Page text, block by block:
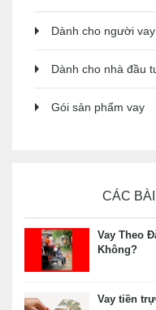
Dành cho người vay
Dành cho nhà đầu
Gói sản phẩm vay
CÁC
Vay Theo
Không?
Vay tiền